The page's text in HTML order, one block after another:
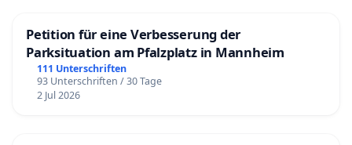
Petition für eine Verbesserung der
Parksituation am Pfalzplatz in Mannheim
111 Unterschriften
93 Unterschriften / 30 Tage
2 Jul 2026